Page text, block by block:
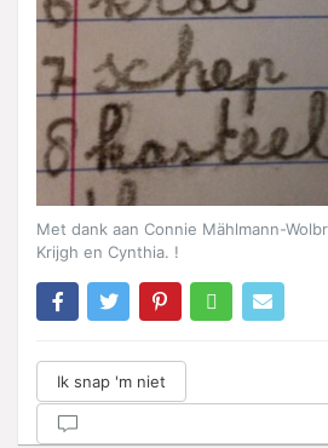
Met dank aan Connie Mählmann-
Krijgh en Cynthia. !
Ik snap 'm niet